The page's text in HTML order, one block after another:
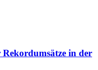
in der